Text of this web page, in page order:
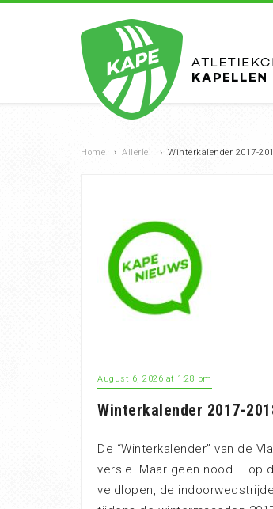
Home › Allerlei › Winterkalender 2017-
August 6, 2026 at 1:28 pm
Winterkalender 2017-
De “Winterkalender” van de
versie. Maar geen nood … op
veldlopen, de